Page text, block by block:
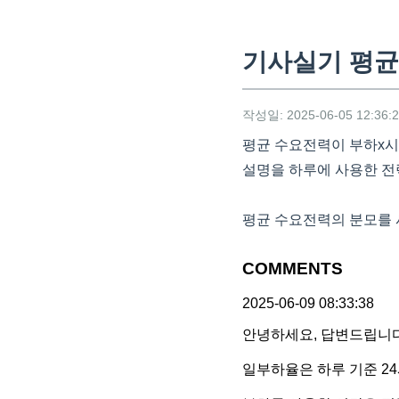
기사실기 평
작성일: 2025-06-05
평균 수요전력이 부하x
설명을 하루에 사용한
평균 수요전력의 분모를
COMMENTS
2025-06-09 08:33:38
안녕하세요, 답변드립니
일부하율은 하루 기준